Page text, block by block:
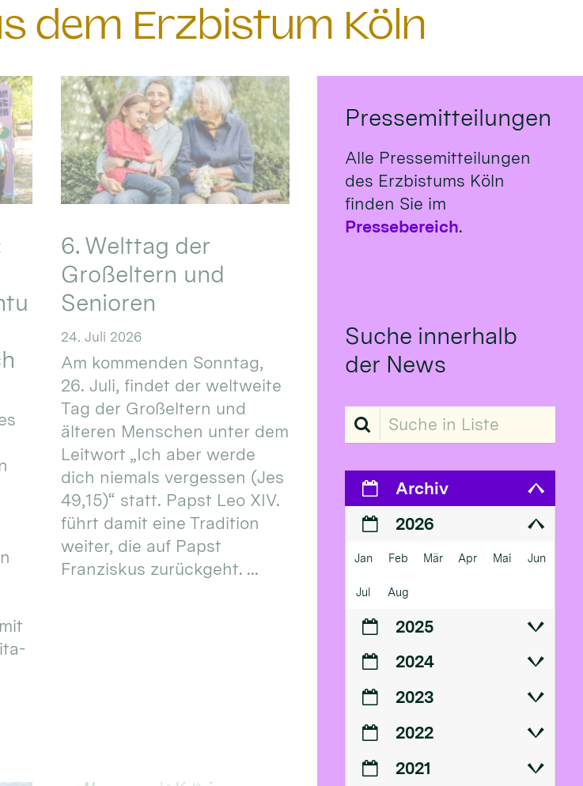
dem Erzbistum Köln
6. Welttag der
Großeltern und
Senioren
24. Juli 2026
Am kommenden Sonntag,
26. Juli, findet der weltweite
Tag der Großeltern und
älteren Menschen unter dem
Leitwort „Ich aber werde
dich niemals vergessen (Jes
49,15)“ statt. Papst Leo XIV.
führt damit eine Tradition
weiter, die auf Papst
Franziskus zurückgeht. ...
Pressemitteilungen
Alle Pressemitteilungen
des Erzbistums Köln
finden Sie im
Pressebereich.
Suche innerhalb
der News
Suche in Liste
Archiv
2026
Jan Feb Mär Apr Mai Jun
Jul Aug
2025
2024
2023
2022
2021